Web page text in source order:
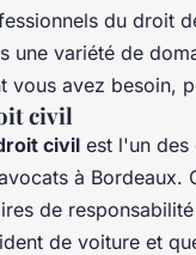
du droit
une variété de
vous avez besoin,
civil
civil est l'un des
à Bordeaux.
de
de voiture et